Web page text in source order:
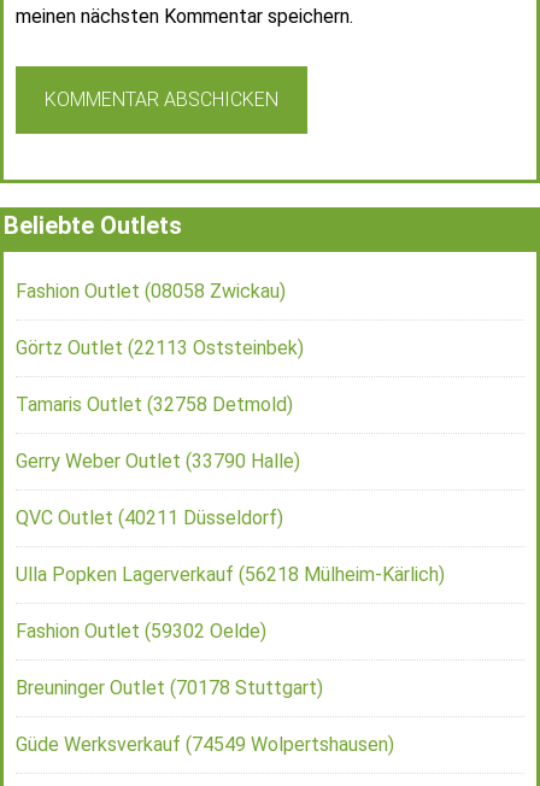
meinen nächsten Kommentar speichern.
Beliebte Outlets
Fashion Outlet (08058 Zwickau)
Görtz Outlet (22113 Oststeinbek)
Tamaris Outlet (32758 Detmold)
Gerry Weber Outlet (33790 Halle)
QVC Outlet (40211 Düsseldorf)
Ulla Popken Lagerverkauf (56218 Mülheim-Kärlich)
Fashion Outlet (59302 Oelde)
Breuninger Outlet (70178 Stuttgart)
Güde Werksverkauf (74549 Wolpertshausen)